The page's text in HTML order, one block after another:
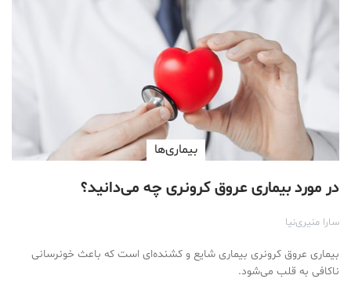
بیماری‌ها
در مورد بیماری عروق کرونری چه می‌دانید؟
سارا منیری‌نیا
‌بیماری عروق کرونری بیماری شایع و کشنده‌ای است که باعث خونرسانی
ناکافی به قلب می‌شود.